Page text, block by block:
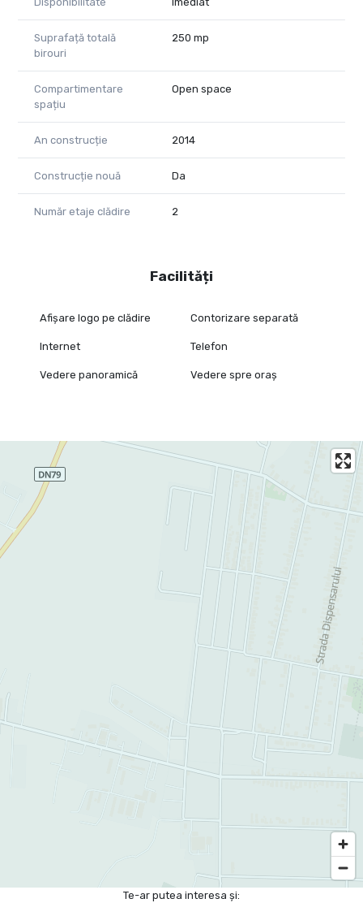
Suprafață totală
birouri
250 mp
Compartimentare
spațiu
Open space
An construcție 2014
Construcție nouă Da
Număr etaje clădire 2
Facilități
Afișare logo pe clădire Contorizare separată
Internet Telefon
Vedere panoramică Vedere spre oraș
Te-ar putea interesa și: